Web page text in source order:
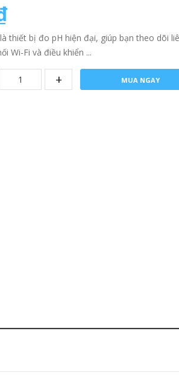
thiết bị đo pH hiện đại, giúp bạn theo dõi
Wi-Fi và điều khiển ...
+ MUA NGAY